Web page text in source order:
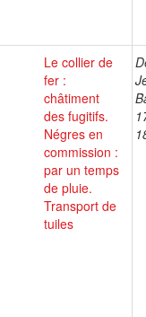
Le collier de
fer :
châtiment
des fugitifs.
Négres en
commission :
par un temps
de pluie.
Transport de
tuiles